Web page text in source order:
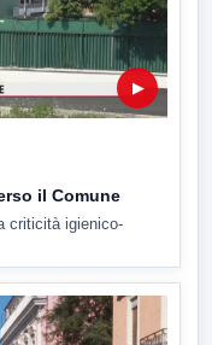
▶
il Comune
criticità igienico-